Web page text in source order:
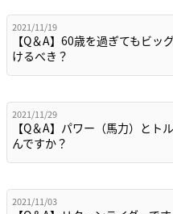
2021/11/19
【Q＆A】60歳を過ぎてもビッ
けるべき？
2021/11/29
【Q＆A】パワー（馬力）とト
んですか？
2021/11/03